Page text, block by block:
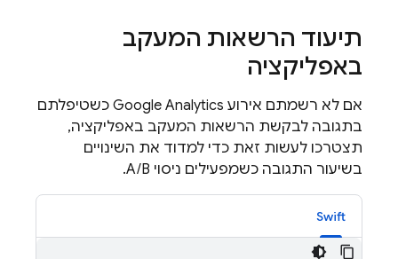
תיעוד הרשאות המעקב
באפליקציה
אם לא רשמתם אירוע Google Analytics כשטיפלתם
בתגובה לבקשת הרשאות המעקב באפליקציה,
תצטרכו לעשות זאת כדי למדוד את השינויים
בשיעור התגובה כשמפעילים ניסוי A/B.
Swift